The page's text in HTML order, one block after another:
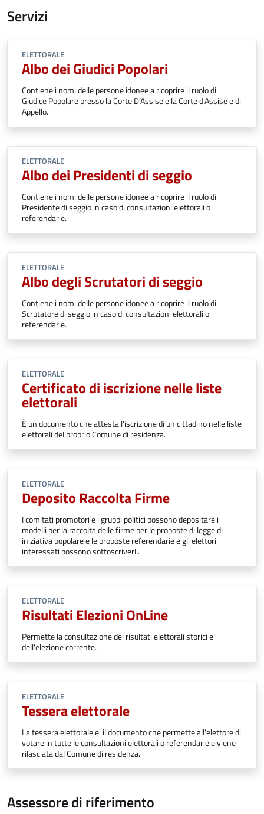
Servizi
ELETTORALE
Albo dei Giudici Popolari
Contiene i nomi delle persone idonee a ricoprire il ruolo di
Giudice Popolare presso la Corte D’Assise e la Corte d'Assise e di
Appello.
ELETTORALE
Albo dei Presidenti di seggio
Contiene i nomi delle persone idonee a ricoprire il ruolo di
Presidente di seggio in caso di consultazioni elettorali o
referendarie.
ELETTORALE
Albo degli Scrutatori di seggio
Contiene i nomi delle persone idonee a ricoprire il ruolo di
Scrutatore di seggio in caso di consultazioni elettorali o
referendarie.
ELETTORALE
Certificato di iscrizione nelle liste
elettorali
È un documento che attesta l'iscrizione di un cittadino nelle liste
elettorali del proprio Comune di residenza.
ELETTORALE
Deposito Raccolta Firme
I comitati promotori e i gruppi politici possono depositare i
modelli per la raccolta delle firme per le proposte di legge di
iniziativa popolare e le proposte referendarie e gli elettori
interessati possono sottoscriverli.
ELETTORALE
Risultati Elezioni OnLine
Permette la consultazione dei risultati elettorali storici e
dell'elezione corrente.
ELETTORALE
Tessera elettorale
La tessera elettorale e' il documento che permette all'elettore di
votare in tutte le consultazioni elettorali o referendarie e viene
rilasciata dal Comune di residenza.
Assessore di riferimento